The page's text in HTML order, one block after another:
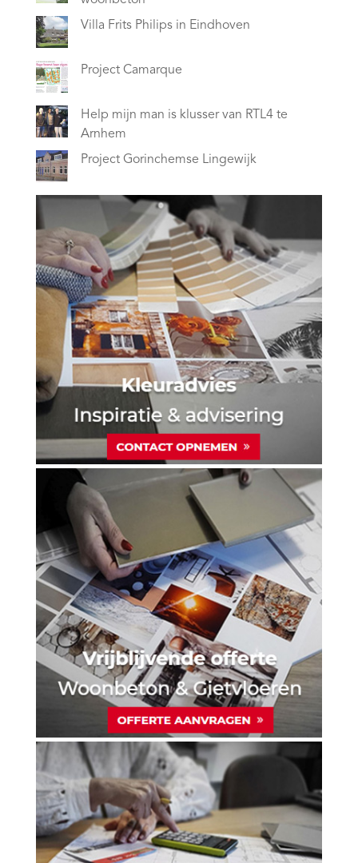
Villa Frits Philips in Eindhoven
Project Camarque
Help mijn man is klusser van RTL4 te
Arnhem
Project Gorinchemse Lingewijk